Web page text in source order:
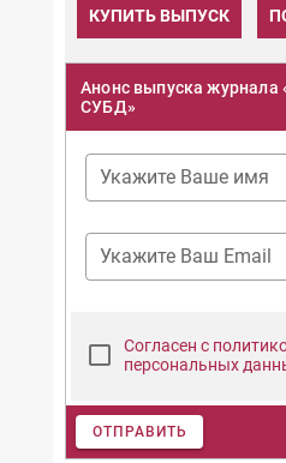
КУПИТЬ ВЫПУСК
Анонс выпуска
СУБД»
Укажите Ваше имя
Укажите Ваш Email
Согласен с
персональных
ОТПРАВИТЬ